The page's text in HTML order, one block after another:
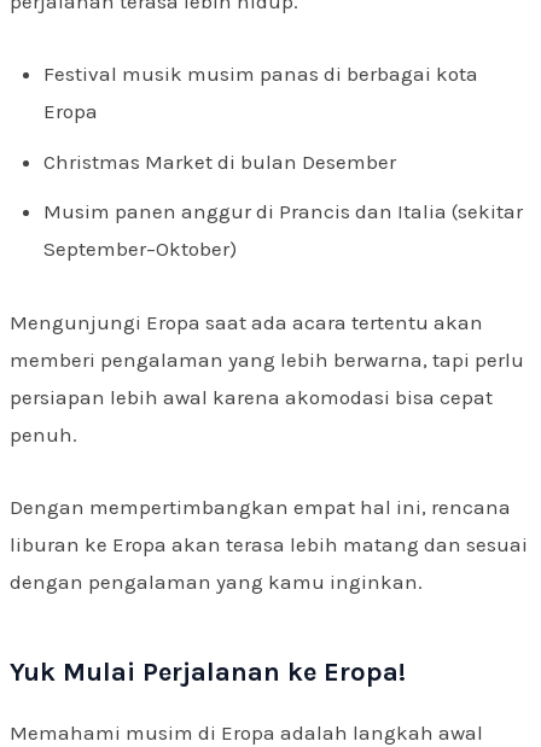
Festival musik musim panas di berbagai kota
Eropa
Christmas Market di bulan Desember
Musim panen anggur di Prancis dan Italia (sekitar
September–Oktober)
Mengunjungi Eropa saat ada acara tertentu akan
memberi pengalaman yang lebih berwarna, tapi perlu
persiapan lebih awal karena akomodasi bisa cepat
penuh.
Dengan mempertimbangkan empat hal ini, rencana
liburan ke Eropa akan terasa lebih matang dan sesuai
dengan pengalaman yang kamu inginkan.
Yuk Mulai Perjalanan ke Eropa!
Memahami musim di Eropa adalah langkah awal